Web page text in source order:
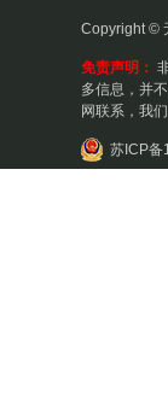
Copyright ©
免责声明：
多信息，并
网联系，我
苏ICP备